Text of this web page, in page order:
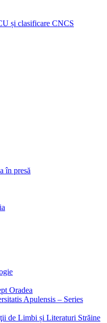
și clasificare CNCS
în presă
Oradea
Apulensis – Series
de Limbi și Literaturi Străine